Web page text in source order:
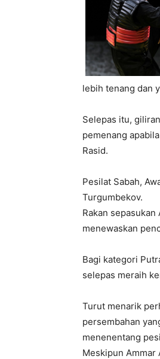
lebih tenang dan
Selepas itu,
pemenang
Rasid.
Pesilat Sabah,
Turgumbekov.
Rakan
menewaskan
Bagi kategori
selepas meraih
Turut menarik
persembahan
menenentang
Meskipun Ammar